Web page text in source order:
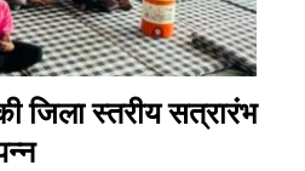
जिला स्तरीय सत्रारंभ